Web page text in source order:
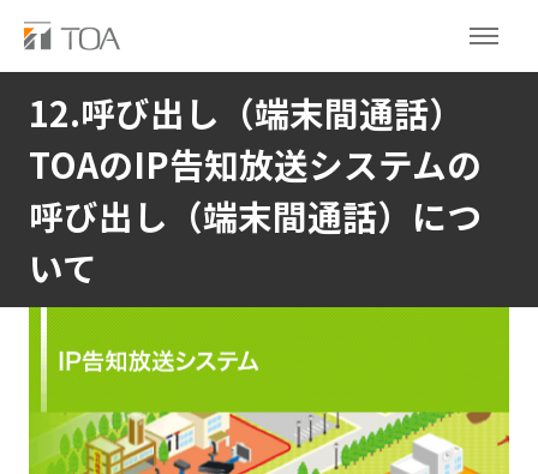
12.呼び出し（端末間通話）
TOAのIP告知放送システムの
呼び出し（端末間通話）につ
いて